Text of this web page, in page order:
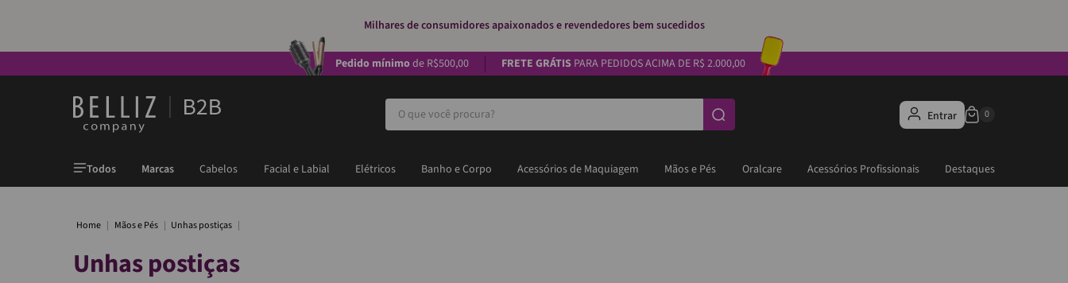
Milhares de consumidores apaixonados e revendedores bem sucedidos
Pedido mínimode R$500,00 FRETE GRÁTISPARA PEDIDOS ACIMA DE R$ 2.000,00
O que você procura?
Entrar
Marcas
Todos Cabelos Facial e Labial Elétricos Banho e Corpo Acessórios de Maquiagem Mãos e Pés Oralcare Acessórios Profissionais Destaques
Mãos e Pés Unhas postiças
Unhas postiças